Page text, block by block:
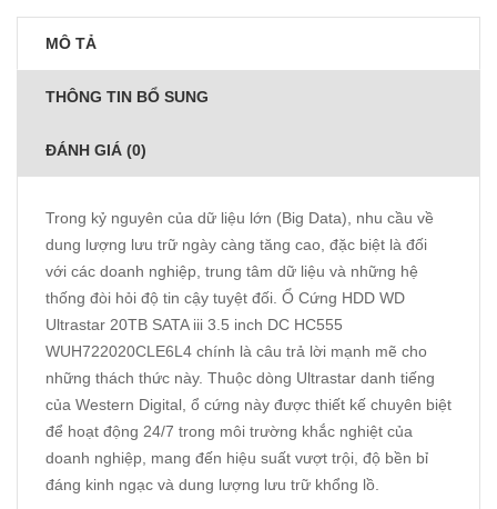
MÔ TẢ
THÔNG TIN BỔ SUNG
ĐÁNH GIÁ (0)
Trong kỷ nguyên của dữ liệu lớn (Big Data), nhu cầu về
dung lượng lưu trữ ngày càng tăng cao, đặc biệt là đối
với các doanh nghiệp, trung tâm dữ liệu và những hệ
thống đòi hỏi độ tin cậy tuyệt đối. Ổ Cứng HDD WD
Ultrastar 20TB SATA iii 3.5 inch DC HC555
WUH722020CLE6L4 chính là câu trả lời mạnh mẽ cho
những thách thức này. Thuộc dòng Ultrastar danh tiếng
của Western Digital, ổ cứng này được thiết kế chuyên biệt
để hoạt động 24/7 trong môi trường khắc nghiệt của
doanh nghiệp, mang đến hiệu suất vượt trội, độ bền bỉ
đáng kinh ngạc và dung lượng lưu trữ khổng lồ.